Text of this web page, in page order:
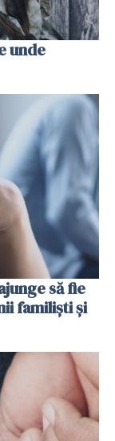
unde
să fie
familiști și